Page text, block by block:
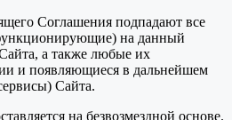
Соглашения подпадают все
на данный
а также любые их
и появляющиеся в дальнейшем
Сайта.
на безвозмездной основе.